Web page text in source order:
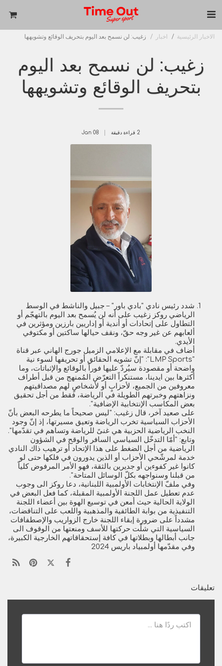
الاخبار الرئيسية اخبار زغيب: لن نسمح بعد اليوم بتحريف الوقائع وتشويهها
زغيب: لن نسمح بعد اليوم
بتحريف الوقائع وتشويهها
2 قراءة دقيقة 08
Jan
شدد رئيس نادي "بادي باور" – جبيل والناشط في الوسط
الرياضي روكز زغيب على أنه لن يُسمح بعد اليوم بالتهجّم أو
التطاول على إتحادات أو أندية أو إداريين بارزين ومؤثرين في
ألعابهم عن غير وجه حقّ، ونقف حيالها ساكتين أو مكتوفي
الأيدي.
أضاف في مقابلة مع الإعلامي الزميل جورج الهاني عبر قناة
"LMP Sports": "إنّ تشويه الحقائق أو تحريفها لسوء نية
واضحة أو مقصودة سيُردّ عليها فوراً بالوقائع والإثباتات، وما
أكثرها بين ايدينا، مستنكراً التعرّض المُمنهج من قبل أطراف
معروفين من الجميع، لأحزابٍ أو لأشخاصٍ لهم مصداقيتهم
ونزاهتهم وخبرتهم الطويلة في الرياضة، فقط من أجل تحقيق
بعض المكاسب الإنتخابية الإضافية".
على صعيد آخر، قال زغيب: "ليس صحيحاً ما يطرحه البعض بأنّ
الأحزاب السياسية تخرب الرياضة وتعيق مسيرتها، إذ إنّ وجود
النخب الرياضية الحزبية هي غنىً للرياضة وتساهم في تقدّمها".
وتابع: "أمّا التدخّل السياسي السافر والوقح في الشؤون
الرياضية من أجل الضغط على هذا الإتحاد أو ترهيب ذاك النادي
خدمة لمرشّحي الأحزاب أو الذين يدورون في فلكها حتى لو
كانوا غير كفوءين أو جديرين بالثقة، فهو الأمر المرفوض كلياً
من قبلنا وسنواجهه بكلّ الوسائل المتاحة".
وفي ملفّ الإنتخابات الأولمبية اللبنانية، دعا روكز الى وجوب
عدم تعطيل عمل اللجنة الأولمبية المقبلة، كما فعل البعض في
الولاية الحالية حيث أمعن في توسيع الهوة بين أعضاء اللجنة
التنفيذية من بوابة الطائفية والمذهبية واللعب على التناقضات،
مشدداً على ضرورة إبقاء اللجنة خارج الزواريب والإصطفافات
السياسية التي شلّت حركتها للأسف ومنعتها من الوقوف الى
جانب أبطالها وبطلاتها في كافة إستحقاقاتهم الخارجية الكبيرة،
وفي مقدّمها أولمبياد باريس 2024
تعليقات